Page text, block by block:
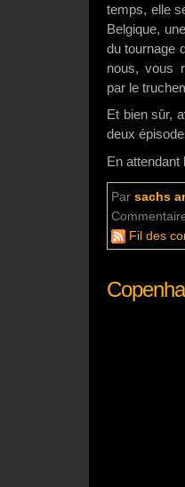
temps, elle
Belgique,
du tournage
nous, vous
par le
Et bien sûr,
deux
En attendant
Par sachs
Fil des